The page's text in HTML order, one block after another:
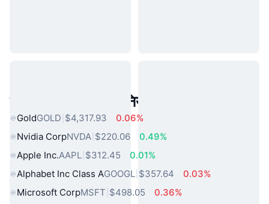
लोकप्रिय वास्तविक दुनिया की संपत्तियां
GoldGOLD $4,317.93
0.06%
Nvidia CorpNVDA $220.06
0.49%
Apple Inc.AAPL $312.45
0.01%
Alphabet Inc Class AGOOGL $357.64
0.03%
Microsoft CorpMSFT $498.05 0.36%